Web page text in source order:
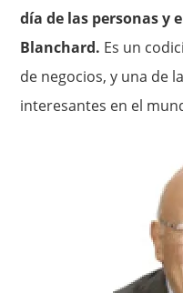
día de las personas y
Blanchard. Es un
de negocios, y una de
interesantes en el